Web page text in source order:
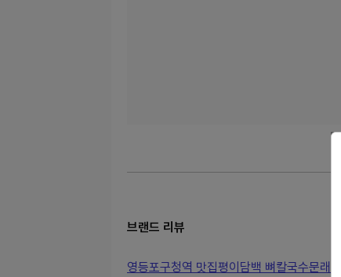
브랜드 리뷰
영등포구청역 맛집평이담백 뼈칼국수문래점